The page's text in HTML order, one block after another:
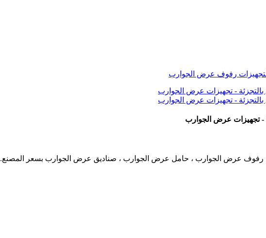
- تجهيزات عرض الجوارب
، رفوف عرض الجوارب ، حامل عرض الجوارب ، صناديق عرض الجوارب بسعر المصنع.